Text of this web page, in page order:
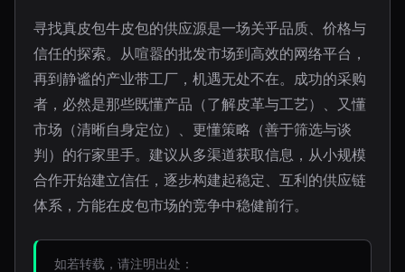
寻找真皮包牛皮包的供应源是一场关乎品质、价格与
信任的探索。从喧嚣的批发市场到高效的网络平台，
再到静谧的产业带工厂，机遇无处不在。成功的采购
者，必然是那些既懂产品（了解皮革与工艺）、又懂
市场（清晰自身定位）、更懂策略（善于筛选与谈
判）的行家里手。建议从多渠道获取信息，从小规模
合作开始建立信任，逐步构建起稳定、互利的供应链
体系，方能在皮包市场的竞争中稳健前行。
如若转载，请注明出处：